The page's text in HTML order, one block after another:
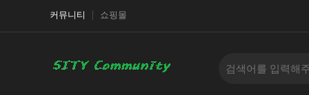
커뮤니티 쇼핑몰